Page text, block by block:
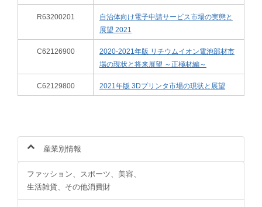
R63200201
自治体向け電子申請サービス市場の実態と
展望 2021
C62126900
2020-2021年版 リチウムイオン電池部材市
場の現状と将来展望 ～正極材編～
C62129800 2021年版 3Dプリンタ市場の現状と展望
産業別情報
ファッション、スポーツ、美容、
生活雑貨、その他消費財